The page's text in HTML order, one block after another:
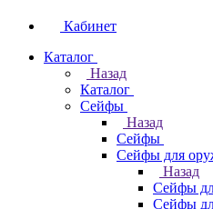
Кабинет
Каталог
Назад
Каталог
Cейфы
Назад
Cейфы
Cейфы для
Назад
Cейфы
Сейфы